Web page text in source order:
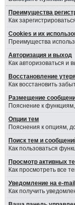
Преимущества
Как
Cookies и их
Преимущества
Авторизация и выход
Как авторизоваться и
Восстановление
Как восстановить
Размещение
Пояснение к
Опции тем
Пояснения к опциям,
Поиск тем и
Как пользоваться
Просмотр активных
Как просмотреть все
Уведомление на е-
Как получить